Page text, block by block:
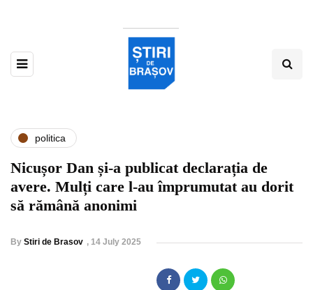
politica
Nicușor Dan și-a publicat declarația de
avere. Mulți care l-au împrumutat au dorit
să rămână anonimi
By Stiri de Brasov , 14 July 2025